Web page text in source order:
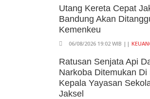
Utang Kereta Cepat
Bandung Akan
Kemenkeu
06/08/2026 19:02 WIB ||
Ratusan Senjata Api
Narkoba Ditemukan Di
Kepala Yayasan
Jaksel